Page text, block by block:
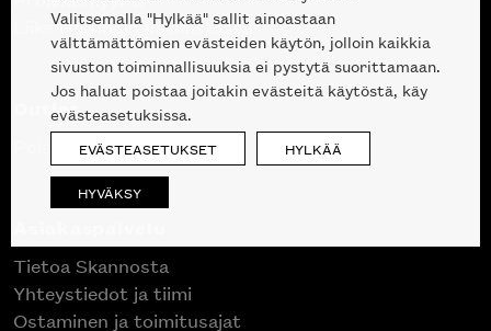
Liike Helsingin keskustassa
Outlet
Poistuvat mallikappaleet
Tietoa Skannosta
Yhteystiedot ja tiimi
Ostaminen ja toimitusajat
Valitsemalla "Hylkää" sallit ainoastaan
välttämättömien evästeiden käytön, jolloin kaikkia
sivuston toiminnallisuuksia ei pystytä suorittamaan.
Jos haluat poistaa joitakin evästeitä käytöstä, käy
evästeasetuksissa.
EVÄSTEASETUKSET HYLKÄÄ
HYVÄKSY